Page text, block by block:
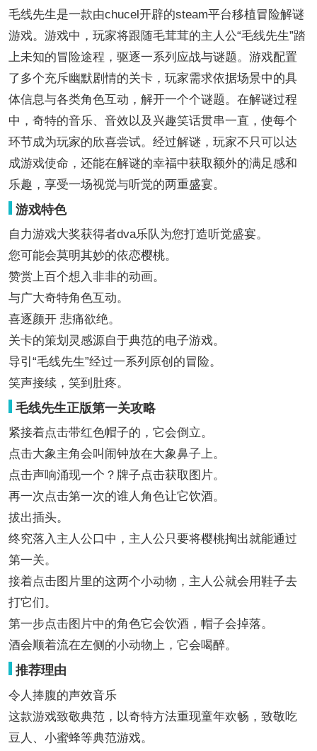
毛线先生是一款由chucel开辟的steam平台移植冒险解谜
游戏。游戏中，玩家将跟随毛茸茸的主人公“毛线先生”踏
上未知的冒险途程，驱逐一系列应战与谜题。游戏配置
了多个充斥幽默剧情的关卡，玩家需求依据场景中的具
体信息与各类角色互动，解开一个个谜题。在解谜过程
中，奇特的音乐、音效以及兴趣笑话贯串一直，使每个
环节成为玩家的欣喜尝试。经过解谜，玩家不只可以达
成游戏使命，还能在解谜的幸福中获取额外的满足感和
乐趣，享受一场视觉与听觉的两重盛宴。
游戏特色
自力游戏大奖获得者dva乐队为您打造听觉盛宴。
您可能会莫明其妙的依恋樱桃。
赞赏上百个想入非非的动画。
与广大奇特角色互动。
喜逐颜开 悲痛欲绝。
关卡的策划灵感源自于典范的电子游戏。
导引“毛线先生”经过一系列原创的冒险。
笑声接续，笑到肚疼。
毛线先生正版第一关攻略
紧接着点击带红色帽子的，它会倒立。
点击大象主角会叫闹钟放在大象鼻子上。
点击声响涌现一个？牌子点击获取图片。
再一次点击第一次的谁人角色让它饮酒。
拔出插头。
终究落入主人公口中，主人公只要将樱桃掏出就能通过
第一关。
接着点击图片里的这两个小动物，主人公就会用鞋子去
打它们。
第一步点击图片中的角色它会饮酒，帽子会掉落。
酒会顺着流在左侧的小动物上，它会喝醉。
推荐理由
令人捧腹的声效音乐
这款游戏致敬典范，以奇特方法重现童年欢畅，致敬吃
豆人、小蜜蜂等典范游戏。